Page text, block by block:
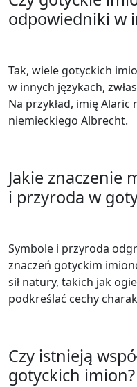
odpowiedniki w
Tak, wiele gotyckich
w innych językach,
Na przykład, imię
niemieckiego Albrecht.
Jakie znaczenie
i przyroda w
Symbole i przyroda
znaczeń gotyckim
sił natury, takich jak
podkreślać cechy
Czy istnieją
gotyckich imion?